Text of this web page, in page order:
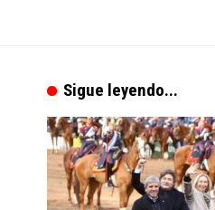
Sigue leyendo...